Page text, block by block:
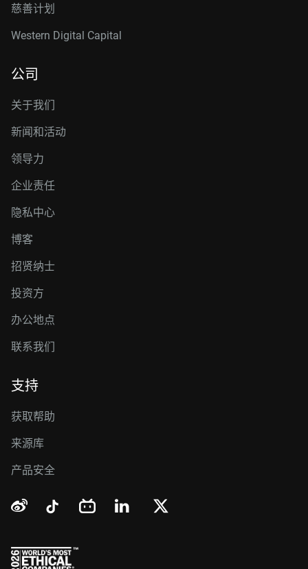
慈善计划
Western Digital Capital
公司
关于我们
新闻和活动
领导力
企业责任
隐私中心
博客
招贤纳士
投资方
办公地点
联系我们
支持
获取帮助
来源库
产品安全